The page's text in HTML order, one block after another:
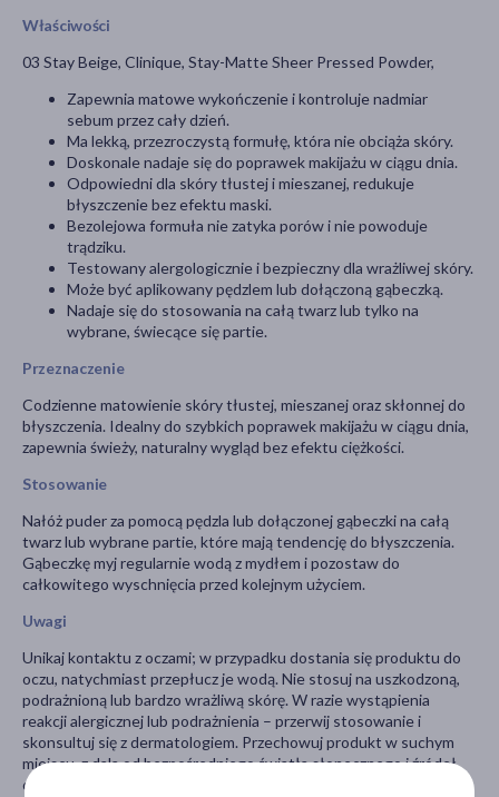
Właściwości
03 Stay Beige, Clinique, Stay-Matte Sheer Pressed Powder,
Zapewnia matowe wykończenie i kontroluje nadmiar
sebum przez cały dzień.
Ma lekką, przezroczystą formułę, która nie obciąża skóry.
Doskonale nadaje się do poprawek makijażu w ciągu dnia.
Odpowiedni dla skóry tłustej i mieszanej, redukuje
błyszczenie bez efektu maski.
Bezolejowa formuła nie zatyka porów i nie powoduje
trądziku.
Testowany alergologicznie i bezpieczny dla wrażliwej skóry.
Może być aplikowany pędzlem lub dołączoną gąbeczką.
Nadaje się do stosowania na całą twarz lub tylko na
wybrane, świecące się partie.
Przeznaczenie
Codzienne matowienie skóry tłustej, mieszanej oraz skłonnej do
błyszczenia. Idealny do szybkich poprawek makijażu w ciągu dnia,
zapewnia świeży, naturalny wygląd bez efektu ciężkości.
Stosowanie
Nałóż puder za pomocą pędzla lub dołączonej gąbeczki na całą
twarz lub wybrane partie, które mają tendencję do błyszczenia.
Gąbeczkę myj regularnie wodą z mydłem i pozostaw do
całkowitego wyschnięcia przed kolejnym użyciem.
Uwagi
Unikaj kontaktu z oczami; w przypadku dostania się produktu do
oczu, natychmiast przepłucz je wodą. Nie stosuj na uszkodzoną,
podrażnioną lub bardzo wrażliwą skórę. W razie wystąpienia
reakcji alergicznej lub podrażnienia – przerwij stosowanie i
skonsultuj się z dermatologiem. Przechowuj produkt w suchym
miejscu, z dala od bezpośredniego światła słonecznego i źródeł
ciepła.